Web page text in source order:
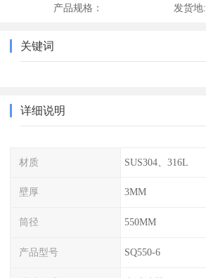
产品规格： 发货地:
关键词
详细说明
材质 SUS304、316L
壁厚 3MM
筒径 550MM
产品型号 SQ550-6